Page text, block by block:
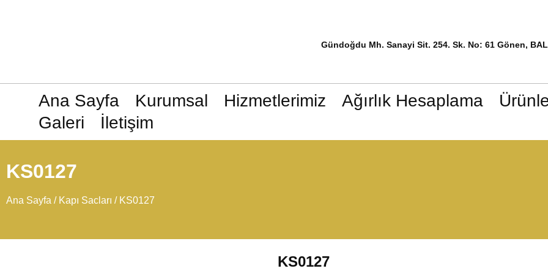
Gündoğdu Mh. Sanayi Sit. 254. Sk. No: 61 Gönen,
Ana Sayfa Kurumsal Hizmetlerimiz Ağırlık Hesaplama
Galeri
İletişim
KS0127
Ana Sayfa / Kapı Sacları / KS0127
KS0127